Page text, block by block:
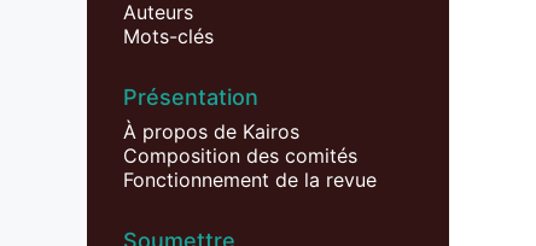
Auteurs
Mots-clés
Présentation
À propos de Kairos
Composition des comités
Fonctionnement de la revue
Soumettre